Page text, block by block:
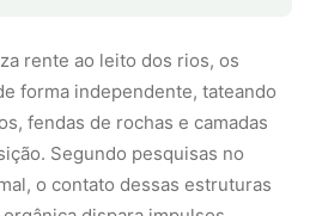
forma cirúrgica, projetando sua
reduz a dependência dos olhos,
pequenos e
cabeça achatada. Em rios como